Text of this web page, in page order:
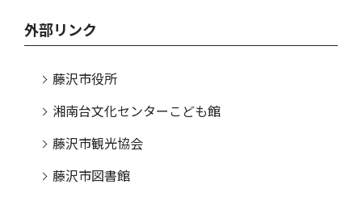
外部リンク
藤沢市役所
湘南台文化センターこども館
藤沢市観光協会
藤沢市図書館